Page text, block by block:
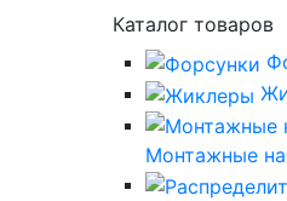
Каталог товаров
Монтажные